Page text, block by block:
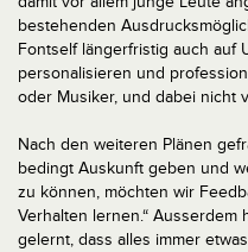
bestehenden
Fontself längerfristig auch auf
personalisieren und
oder Musiker, und dabei nicht
Nach den weiteren Plänen
bedingt Auskunft geben und
zu können, möchten wir
Verhalten lernen.“
gelernt, dass alles immer